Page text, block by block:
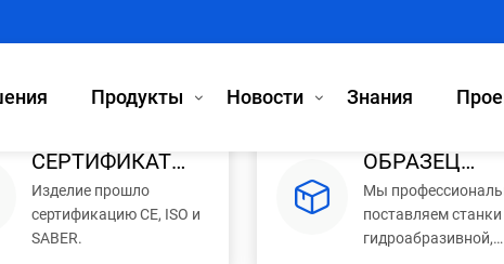
Продукты Новости Знания
СЕРТИФИКАТ
КВАЛИФИКАЦИИ
Изделие прошло
сертификацию CE, ISO и
SABER.
ОБРАЗЕЦ
ПОЛНЫЙ.
Мы
поставляем
гидроабразивной,